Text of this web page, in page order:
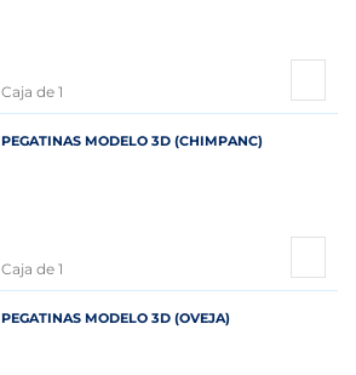
Caja de 1
PEGATINAS MODELO 3D (CHIMPANC)
Caja de 1
PEGATINAS MODELO 3D (OVEJA)